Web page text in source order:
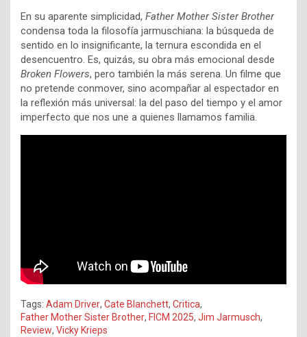
En su aparente simplicidad, Father Mother Sister Brother
condensa toda la filosofía jarmuschiana: la búsqueda de
sentido en lo insignificante, la ternura escondida en el
desencuentro. Es, quizás, su obra más emocional desde
Broken Flowers, pero también la más serena. Un filme que
no pretende conmover, sino acompañar al espectador en
la reflexión más universal: la del paso del tiempo y el amor
imperfecto que nos une a quienes llamamos familia.
Tags: Adam Driver, Cate Blanchett, Critica,
Father Mother Sister Brother, FICM 2025, Jim Jarmusch,
Review, Vicky Krieps